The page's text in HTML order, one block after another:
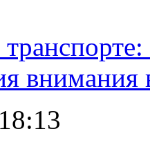
внимания